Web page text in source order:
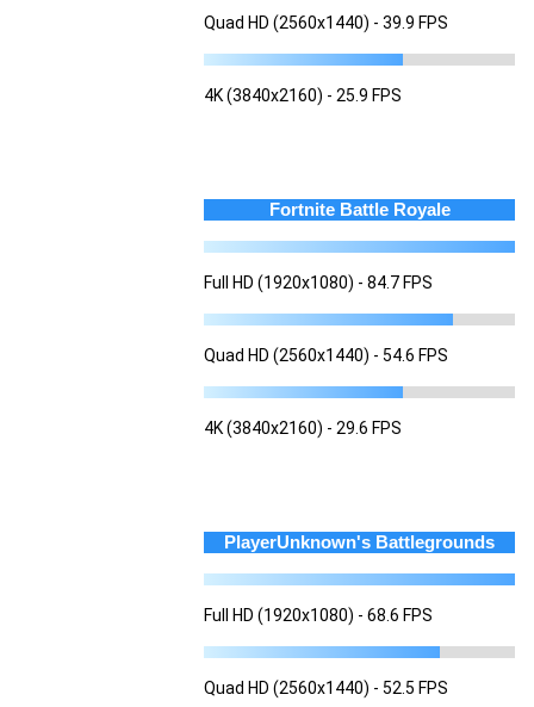
Quad HD (2560x1440) - 39.9 FPS
4K (3840x2160) - 25.9 FPS
Fortnite Battle Royale
Full HD (1920x1080) - 84.7 FPS
Quad HD (2560x1440) - 54.6 FPS
4K (3840x2160) - 29.6 FPS
PlayerUnknown's Battlegrounds
Full HD (1920x1080) - 68.6 FPS
Quad HD (2560x1440) - 52.5 FPS